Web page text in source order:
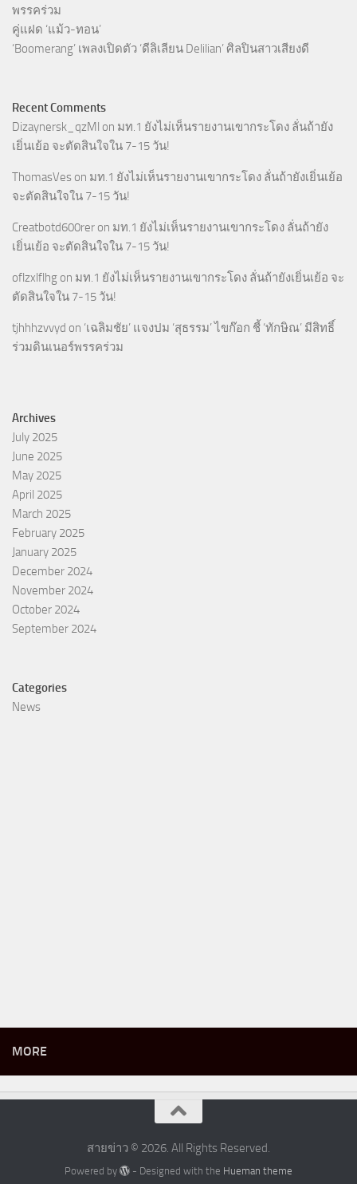
พรรคร่วม
คู่แฝด ‘แม้ว-ทอน’
‘Boomerang’ เพลงเปิดตัว ‘ดีลิเลียน Delilian’ ศิลปินสาวเสียงดี
Recent Comments
Dizaynersk_qzMl on มท.1 ยังไม่เห็นรายงานเขากระโดง ลั่นถ้ายัง
เยิ่นเย้อ จะตัดสินใจใน 7-15 วัน!
ThomasVes on มท.1 ยังไม่เห็นรายงานเขากระโดง ลั่นถ้ายังเยิ่นเย้อ
จะตัดสินใจใน 7-15 วัน!
Creatbotd600rer on มท.1 ยังไม่เห็นรายงานเขากระโดง ลั่นถ้ายัง
เยิ่นเย้อ จะตัดสินใจใน 7-15 วัน!
oflzxlflhg on มท.1 ยังไม่เห็นรายงานเขากระโดง ลั่นถ้ายังเยิ่นเย้อ จะ
ตัดสินใจใน 7-15 วัน!
tjhhhzvvyd on ‘เฉลิมชัย’ แจงปม ‘สุธรรม’ ไขก๊อก ชี้ ‘ทักษิณ’ มีสิทธิ์
ร่วมดินเนอร์พรรคร่วม
Archives
July 2025
June 2025
May 2025
April 2025
March 2025
February 2025
January 2025
December 2024
November 2024
October 2024
September 2024
Categories
News
MORE
สายข่าว © 2026. All Rights Reserved.
Powered by - Designed with the Hueman theme